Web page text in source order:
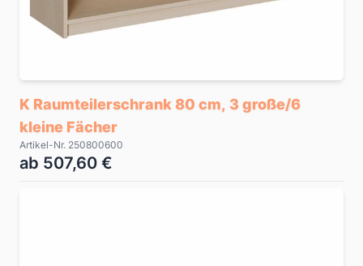
K Raumteilerschrank 80 cm, 3 große/6
kleine Fächer
Artikel-Nr. 250800600
ab 507,60 €